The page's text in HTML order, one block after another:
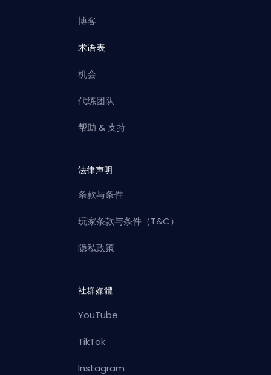
博客
术语表
机会
代练团队
帮助 & 支持
法律声明
条款与条件
玩家条款与条件（T&C）
隐私政策
社群媒體
YouTube
TikTok
Instagram